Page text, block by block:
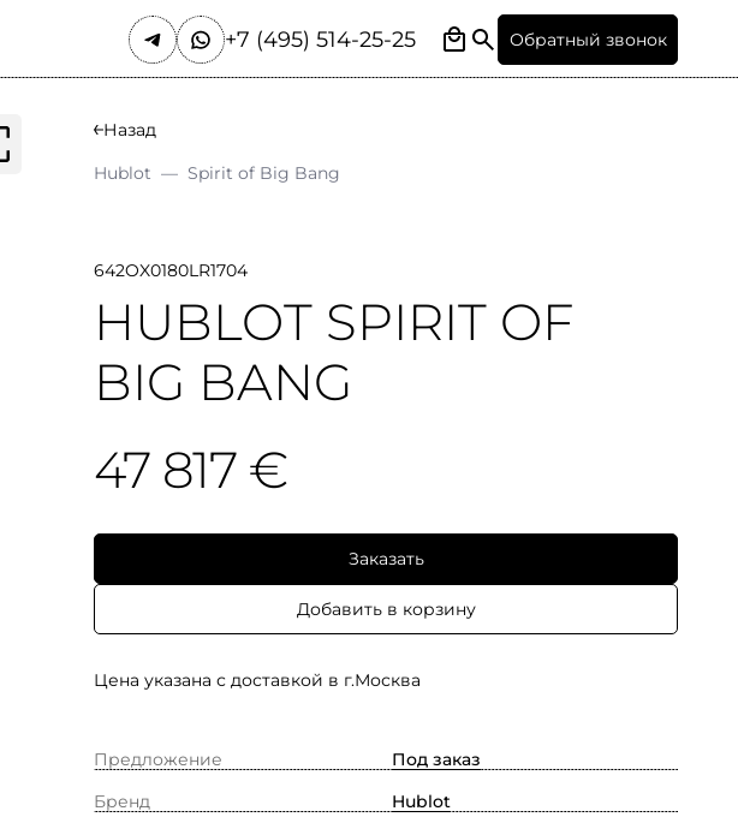
+7 (495) 514-25-25 Обратный звонок
Назад
Hublot — Spirit of Big Bang
642OX0180LR1704
HUBLOT SPIRIT OF
BIG BANG
47 817 €
Заказать
Добавить в корзину
Цена указана с доставкой в г.Москва
Предложение
Под заказ
Бренд
Hublot